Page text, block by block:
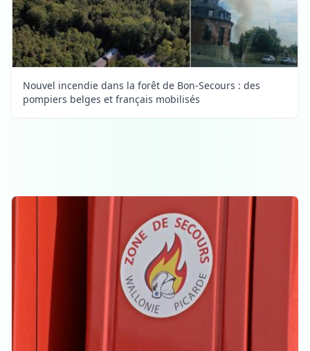
Nouvel incendie dans la forêt de Bon-Secours : des
pompiers belges et français mobilisés